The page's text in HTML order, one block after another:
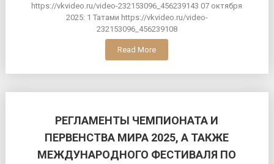
https://vkvideo.ru/video-232153096_456239143 07 октября
2025: 1 Татами https://vkvideo.ru/video-
232153096_456239108
Read More
РЕГЛАМЕНТЫ ЧЕМПИОНАТА И
ПЕРВЕНСТВА МИРА 2025, А ТАКЖЕ
МЕЖДУНАРОДНОГО ФЕСТИВАЛЯ ПО